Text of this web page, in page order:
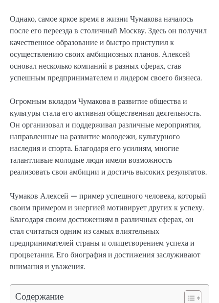
Однако, самое яркое время в жизни Чумакова началось
после его переезда в столичный Москву. Здесь он получил
качественное образование и быстро приступил к
осуществлению своих амбициозных планов. Алексей
основал несколько компаний в разных сферах, став
успешным предпринимателем и лидером своего бизнеса.
Огромным вкладом Чумакова в развитие общества и
культуры стала его активная общественная деятельность.
Он организовал и поддерживал различные мероприятия,
направленные на развитие молодежи, культурного
наследия и спорта. Благодаря его усилиям, многие
талантливые молодые люди имели возможность
реализовать свои амбиции и достичь высоких результатов.
Чумаков Алексей — пример успешного человека, который
своим примером и энергией мотивирует других к успеху.
Благодаря своим достижениям в различных сферах, он
стал считаться одним из самых влиятельных
предпринимателей страны и олицетворением успеха и
процветания. Его биография и достижения заслуживают
внимания и уважения.
Содержание